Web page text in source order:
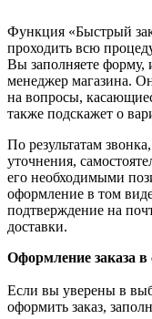
Функция «Быстрый
проходить всю
Вы заполняете форму,
менеджер магазина.
на вопросы,
также подскажет о
По результатам
уточнения,
его необходимыми
оформление в том
подтверждение на
доставки.
Оформление заказа
Если вы уверены в
оформить заказ,